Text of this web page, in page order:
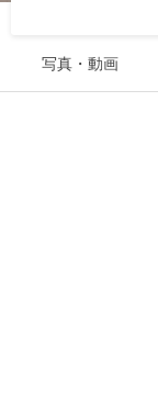
写真・動画